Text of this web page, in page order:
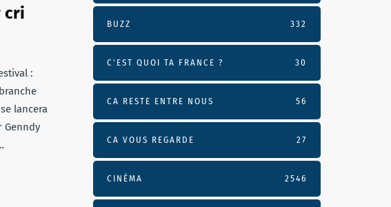
cri
:
lancera
Genndy
BUZZ 332
C'EST QUOI TA FRANCE ? 30
CA RESTE ENTRE NOUS 56
CA VOUS REGARDE 27
CINÉMA 2546